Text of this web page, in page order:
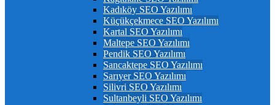
Kadıköy SEO Yazılımı
Küçükçekmece SEO Yazılımı
Kartal SEO Yazılımı
Maltepe SEO Yazılımı
Pendik SEO Yazılımı
Sancaktepe SEO Yazılımı
Sarıyer SEO Yazılımı
Silivri SEO Yazılımı
Sultanbeyli SEO Yazılımı